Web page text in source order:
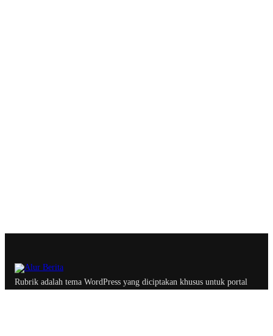
Rubrik adalah tema WordPress yang diciptakan khusus untuk portal